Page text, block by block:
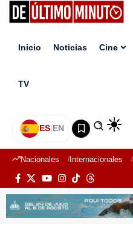
Inicio Noticias Cine
TV
ES|EN
Nacionales Internacionales